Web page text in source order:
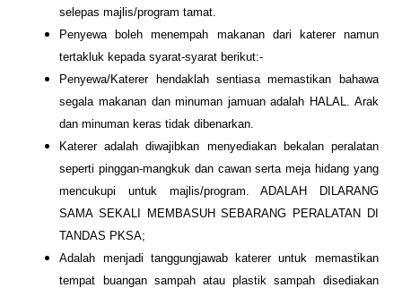
selepas majlis/program tamat.
Penyewa boleh menempah makanan dari katerer namun
tertakluk kepada syarat-syarat berikut:-
Penyewa/Katerer hendaklah sentiasa memastikan bahawa
segala makanan dan minuman jamuan adalah HALAL. Arak
dan minuman keras tidak dibenarkan.
Katerer adalah diwajibkan menyediakan bekalan peralatan
seperti pinggan-mangkuk dan cawan serta meja hidang yang
mencukupi untuk majlis/program. ADALAH DILARANG
SAMA SEKALI MEMBASUH SEBARANG PERALATAN DI
TANDAS PKSA;
Adalah menjadi tanggungjawab katerer untuk memastikan
tempat buangan sampah atau plastik sampah disediakan